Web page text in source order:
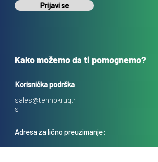
Prijavi se
Kako možemo da ti pomognemo?
Korisnička podrška
sales@tehnokrug.r
s
Adresa za lično preuzimanje:
Kosovska 17 (ulaz iz Kondine),